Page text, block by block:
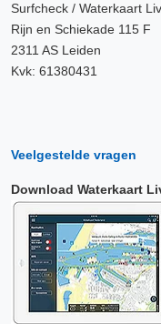
Surfcheck / Waterkaart
Rijn en Schiekade 115 F
2311 AS Leiden
Kvk: 61380431
Veelgestelde vragen
Download Waterkaart